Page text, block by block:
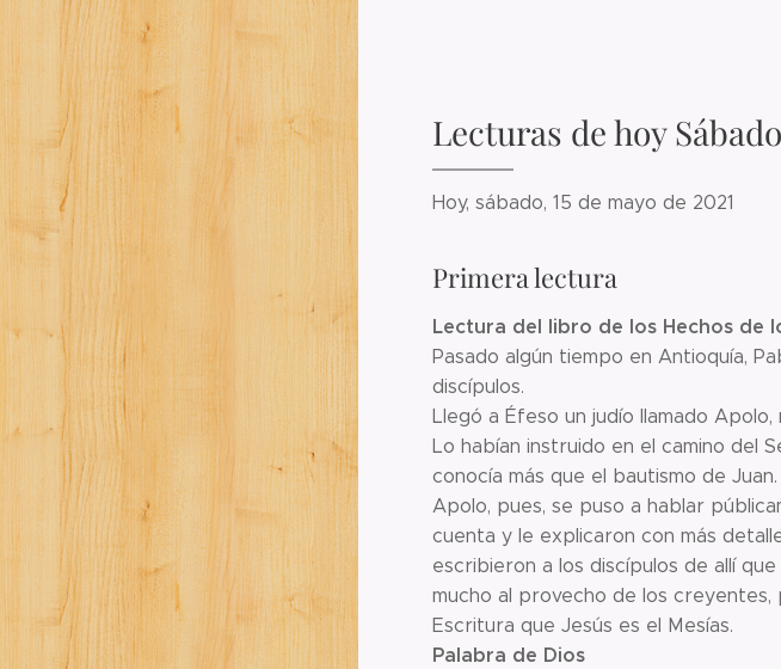
Lecturas de hoy
Hoy, sábado, 15 de mayo de 2021
Primera lectura
Lectura del libro de los Hechos de
Pasado algún tiempo en Antioquía,
discípulos.
Llegó a Éfeso un judío llamado
Lo habían instruido en el camino del
conocía más que el bautismo de Juan.
Apolo, pues, se puso a hablar
cuenta y le explicaron con más
escribieron a los discípulos de allí
mucho al provecho de los
Escritura que Jesús es el Mesías.
Palabra de Dios